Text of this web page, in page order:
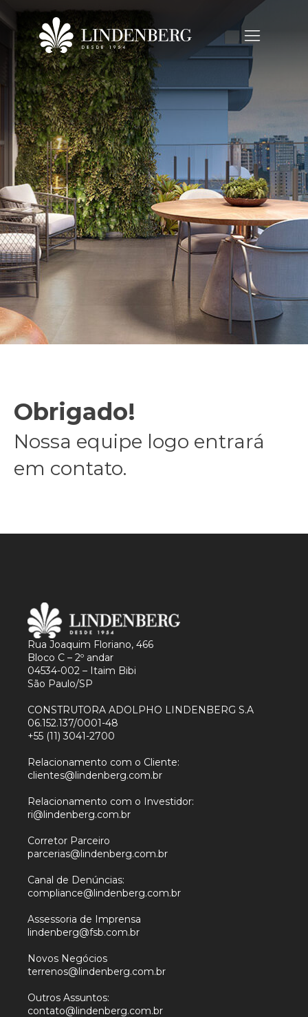
Obrigado!
Nossa equipe logo entrará
em contato.
Rua Joaquim Floriano, 466
Bloco C – 2º andar
04534-002 – Itaim Bibi
São Paulo/SP
CONSTRUTORA ADOLPHO LINDENBERG S.A
06.152.137/0001-48
+55 (11) 3041-2700
Relacionamento com o Cliente:
clientes@lindenberg.com.br
Relacionamento com o Investidor:
ri@lindenberg.com.br
Corretor Parceiro
parcerias@lindenberg.com.br
Canal de Denúncias:
compliance@lindenberg.com.br
Assessoria de Imprensa
lindenberg@fsb.com.br
Novos Negócios
terrenos@lindenberg.com.br
Outros Assuntos:
contato@lindenberg.com.br